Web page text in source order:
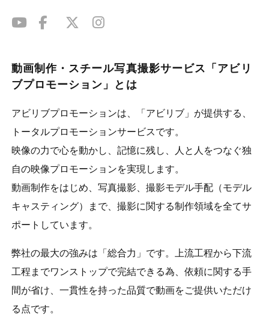
動画制作・スチール写真撮影サービス「アビリ
ブプロモーション」とは
アビリブプロモーションは、「アビリブ」が提供する、
トータルプロモーションサービスです。
映像の力で心を動かし、記憶に残し、人と人をつなぐ独
自の映像プロモーションを実現します。
動画制作をはじめ、写真撮影、撮影モデル手配（モデル
キャスティング）まで、撮影に関する制作領域を全てサ
ポートしています。
弊社の最大の強みは「総合力」です。上流工程から下流
工程までワンストップで完結できる為、依頼に関する手
間が省け、一貫性を持った品質で動画をご提供いただけ
る点です。